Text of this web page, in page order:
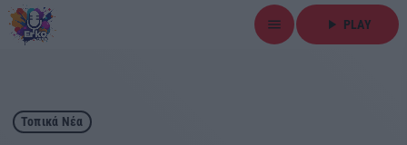
menu play_arrow PLAY
close
play_arrow ΕΡΚΟ
Τοπικά Νέα